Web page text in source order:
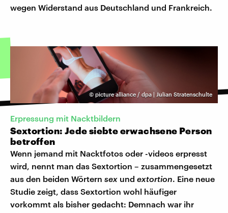
wegen Widerstand aus Deutschland und Frankreich.
© picture alliance / dpa | Julian Stratenschulte
Erpressung mit Nacktbildern
Sextortion: Jede siebte erwachsene Person
betroffen
Wenn jemand mit Nacktfotos oder -videos erpresst
wird, nennt man das Sextortion – zusammengesetzt
aus den beiden Wörtern sex und extortion. Eine neue
Studie zeigt, dass Sextortion wohl häufiger
vorkommt als bisher gedacht: Demnach war ihr